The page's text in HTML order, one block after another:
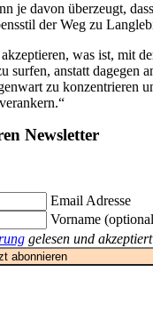
je davon überzeugt,
der Weg zu
was ist, mit
surfen, anstatt dagegen
zu konzentrieren
Newsletter
Email Adresse
Vorname
gelesen und akzeptiert
abonnieren